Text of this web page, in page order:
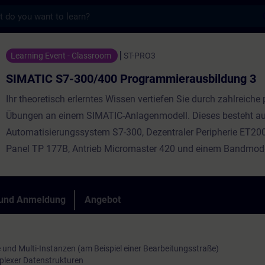
400 Programmierausbildung 3 -
Learning Event - Classroom ST-PRO3
SIMATIC S7-300/400 Programmierausbildung 3
Ihr theoretisch erlerntes Wissen vertiefen Sie durch zahlreiche
Übungen an einem SIMATIC-Anlagenmodell. Dieses besteht
Automatisierungssystem S7-300, Dezentraler Peripherie
Panel TP 177B, Antrieb Micromaster 420 und einem
Anmeldung Angebot
Multi-Instanzen (am Beispiel einer Bearbeitungsstraße)
Datenstrukturen